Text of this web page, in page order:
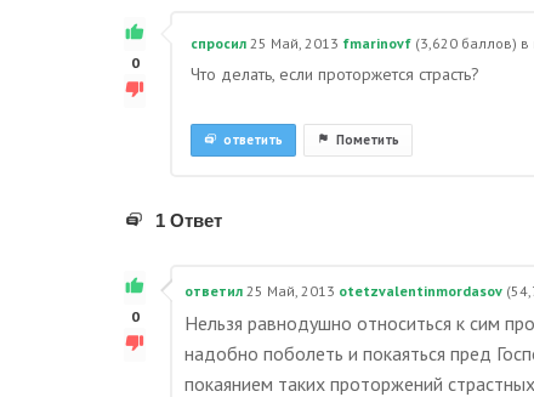
0
спросил 25 Май, 2013 fmarinovf (3,620 баллов) в
Что делать, если проторжется страсть?
Пометить
ответить
1 Ответ
0
ответил 25 Май, 2013 otetzvalentinmordasov (
Нельзя равнодушно относиться к сим
надобно поболеть и покаяться пред
покаянием таких проторжений